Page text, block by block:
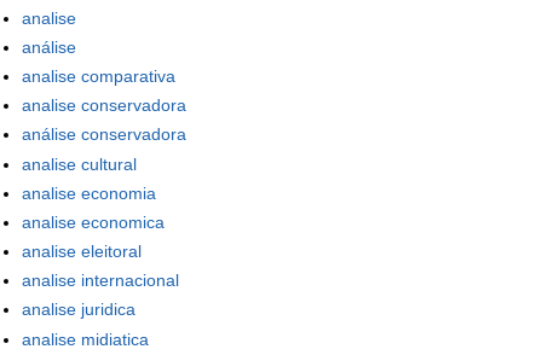
analise
análise
analise comparativa
analise conservadora
análise conservadora
analise cultural
analise economia
analise economica
analise eleitoral
analise internacional
analise juridica
analise midiatica